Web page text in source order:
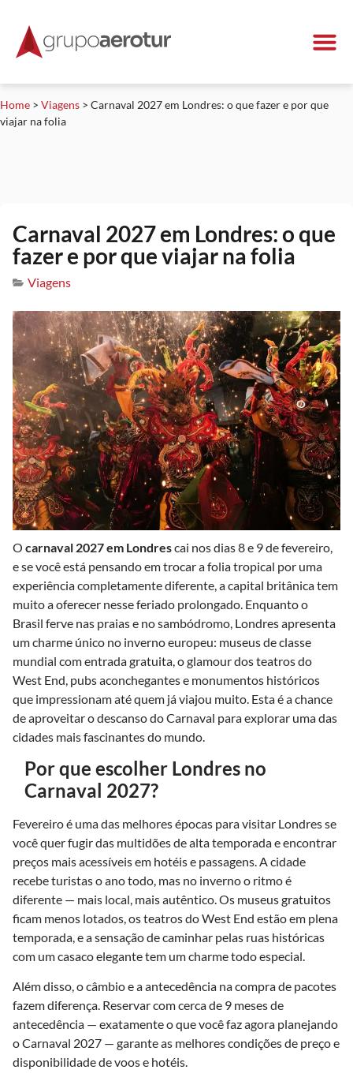
Home > Viagens > Carnaval 2027 em Londres: o que fazer e por que
viajar na folia
Carnaval 2027 em Londres: o que
fazer e por que viajar na folia
Viagens
O carnaval 2027 em Londrescai nos dias 8 e 9 de fevereiro,
e se você está pensando em trocar a folia tropical por uma
experiência completamente diferente, a capital britânica tem
muito a oferecer nesse feriado prolongado. Enquanto o
Brasil ferve nas praias e no sambódromo, Londres apresenta
um charme único no inverno europeu: museus de classe
mundial com entrada gratuita, o glamour dos teatros do
West End, pubs aconchegantes e monumentos históricos
que impressionam até quem já viajou muito. Esta é a chance
de aproveitar o descanso do Carnaval para explorar uma das
cidades mais fascinantes do mundo.
Por que escolher Londres no
Carnaval 2027?
Fevereiro é uma das melhores épocas para visitar Londres se
você quer fugir das multidões de alta temporada e encontrar
preços mais acessíveis em hotéis e passagens. A cidade
recebe turistas o ano todo, mas no inverno o ritmo é
diferente — mais local, mais autêntico. Os museus gratuitos
ficam menos lotados, os teatros do West End estão em plena
temporada, e a sensação de caminhar pelas ruas históricas
com um casaco elegante tem um charme todo especial.
Além disso, o câmbio e a antecedência na compra de pacotes
fazem diferença. Reservar com cerca de 9 meses de
antecedência — exatamente o que você faz agora planejando
o Carnaval 2027 — garante as melhores condições de preço e
disponibilidade de voos e hotéis.